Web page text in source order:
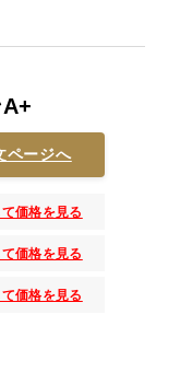
ページへ
価格を見る
価格を見る
価格を見る